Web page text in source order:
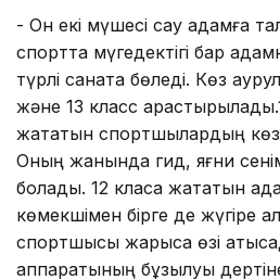
- Он екі мүшесі сау адамға
спортта мүгедектігі бар
түрлі санатқа бөледі. Көз
және 13 класс
жататын спортшылардың
Оның жанында гид, яғни
болады. 12 класқа жататын
көмекшімен бірге де жүгіре
спортшысы жарысқа өзі
аппаратының бұзылуы